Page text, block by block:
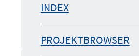
INDEX
PROJEKTBROWSER